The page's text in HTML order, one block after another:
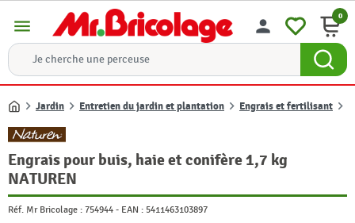
menu person 0
Accueil
Jardin Entretien du jardin et plantation Engrais et fertilisant
Engrais pour buis, haie et conifère 1,7 kg
NATUREN
Réf. Mr Bricolage : 754944 - EAN : 5411463103897